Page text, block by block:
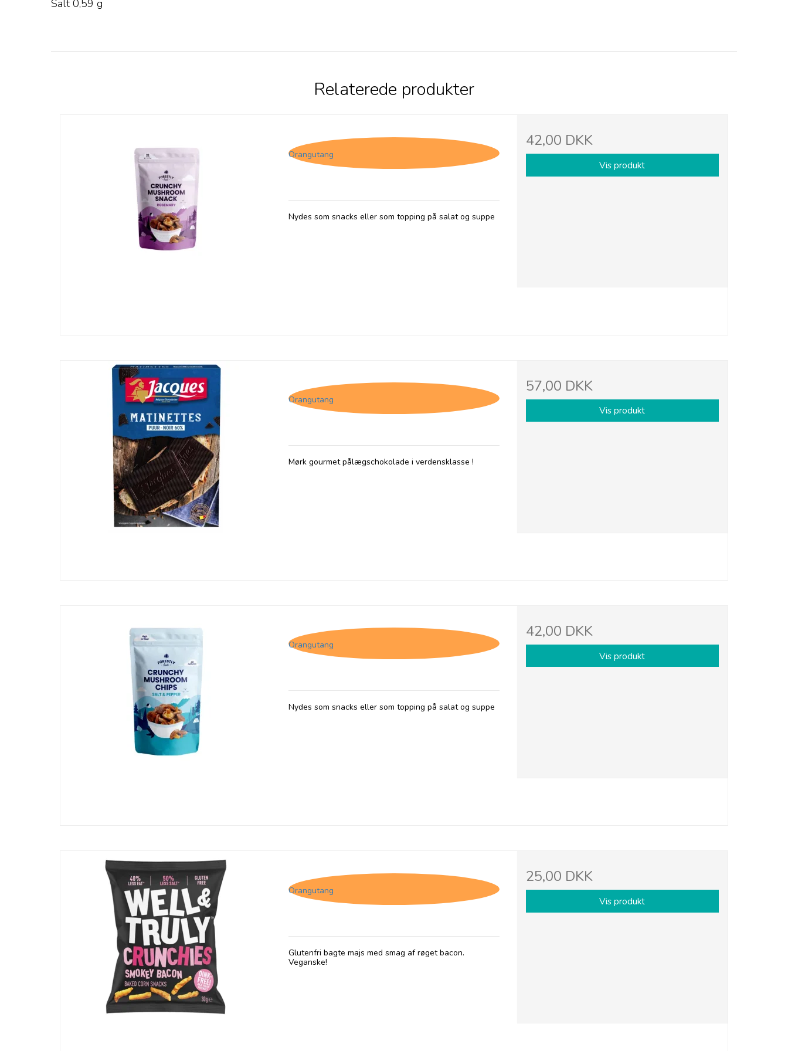
Salt 0,59 g
Relaterede produkter
Orangutang
Nydes som snacks eller som topping på salat og suppe
42,00 DKK
Vis produkt
Orangutang
Mørk gourmet pålægschokolade i verdensklasse !
57,00 DKK
Vis produkt
Orangutang
Nydes som snacks eller som topping på salat og suppe
42,00 DKK
Vis produkt
Orangutang
Glutenfri bagte majs med smag af røget bacon.
Veganske!
25,00 DKK
Vis produkt